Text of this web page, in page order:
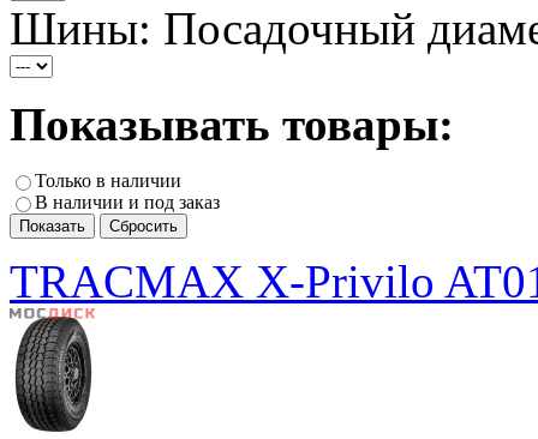
Шины: Посадочный
Показывать товары:
Только в наличии
В наличии и под заказ
TRACMAX X-Privilo